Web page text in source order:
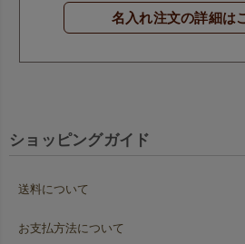
名入れ注文の詳細は
ショッピングガイド
送料について
お支払方法について